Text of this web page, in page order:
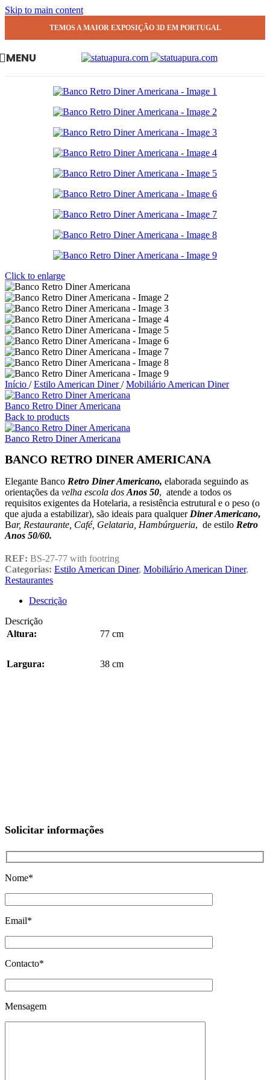
Skip to main content
TEMOS A MAIOR EXPOSIÇÃO 3D EM PORTUGAL
MENU
Click to enlarge
Início / Estilo American Diner/ Mobiliário American Diner
Banco Retro Diner Americana
Back to products
Banco Retro Diner Americana
BANCO RETRO DINER AMERICANA
Elegante Banco Retro Diner Americano, elaborada seguindo as
orientações da velha escola dos Anos 50, atende a todos os
requisitos exigentes da Hotelaria, a resistência estrutural e o peso (o
que ajuda a estabilizar), são ideais para qualquer Diner Americano,
Bar, Restaurante, Café, Gelataria, Hambúrgueria, de estilo Retro
Anos 50/60.
REF: BS-27-77 with footring
Categorias: Estilo American Diner, Mobiliário American Diner,
Restaurantes
Descrição
Descrição
Altura:
77 cm
Largura: 38 cm
Solicitar informações
Nome*
Email*
Contacto*
Mensagem